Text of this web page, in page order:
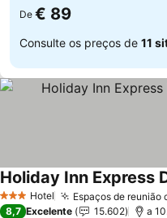
De € 89
Consulte os preços de 11
3 EstrelasHotel Espaços de reunião
8,7 Excelente 15.602 a